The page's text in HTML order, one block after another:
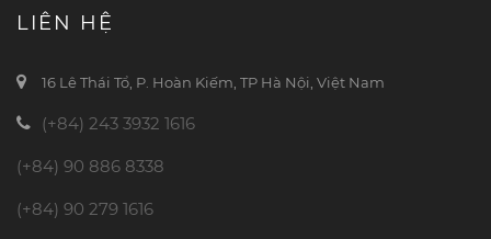
LIÊN HỆ
16 Lê Thái Tổ, P. Hoàn Kiếm, TP Hà Nội, Việt Nam
(+84) 243 3932 1616
(+84) 90 886 8338
(+84) 90 279 1616